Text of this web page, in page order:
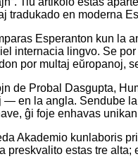
tradukado en moderna
Esperanton kun la
internacia lingvo. Se
por multaj eŭropanoj,
de Probal Dasgupta,
— en la angla. Sendube
ĝi foje enhavas
Akademio kunlaboris
preskvalito estas tre alta;